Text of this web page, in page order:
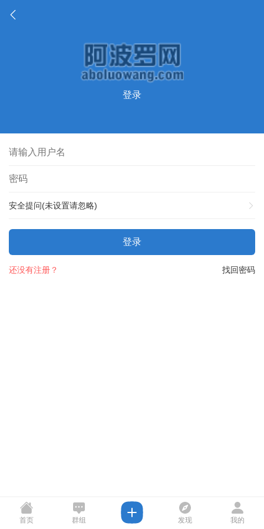
登录
安全提问(未设置请忽略)
登录
找回密码
还没有注册？
首页 群组 发现 我的